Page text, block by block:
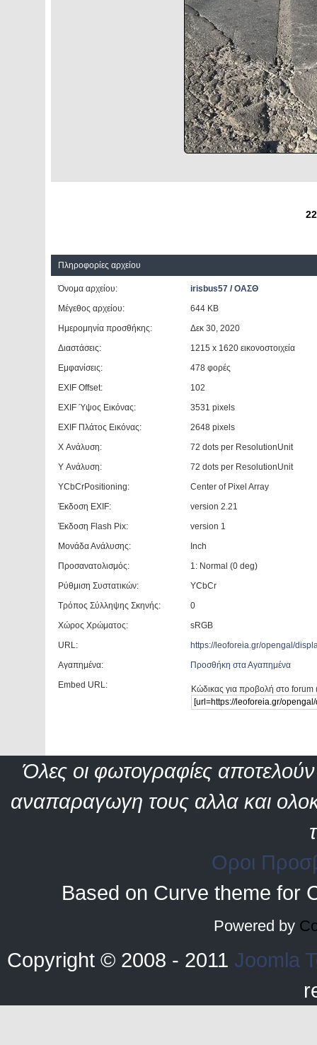
Πληροφορίες αρχείου
Όνομα αρχείου: irisbus57/ΟΑΣΘ
Μέγεθος αρχείου:
644 KB
Ημερομηνία προσθήκης:
Δεκ 30, 2020
Διαστάσεις:
1215 x 1620 εικονοστοιχεία
Εμφανίσεις:
478 φορές
EXIF Offset:
102
EXIF Ύψος Εικόνας:
3531 pixels
EXIF Πλάτος Εικόνας:
2648 pixels
X Ανάλυση:
72 dots per ResolutionUnit
Y Ανάλυση:
72 dots per ResolutionUnit
YCbCrPositioning:
Center of Pixel Array
Έκδοση EXIF:
version 2.21
Έκδοση Flash Pix:
version 1
Μονάδα Ανάλυσης:
Inch
Προσανατολισμός:
1: Normal (0 deg)
Ρύθμιση Συστατικών:
YCbCr
Τρόπος Σύλληψης Σκηνής:
0
Χώρος Χρώματος:
sRGB
URL:
https://leoforeia.gr/opengal/
Αγαπημένα:
Προσθήκη στα Αγαπημένα
Embed URL:
Κώδικας για προβολή στο forum
Όλες οι φωτογραφίες αποτελούν
αναπαραγωγη τους αλλα και
Οροι
Based on Curve theme for
Powered by
Copyright © 2008 - 2011 Joomla